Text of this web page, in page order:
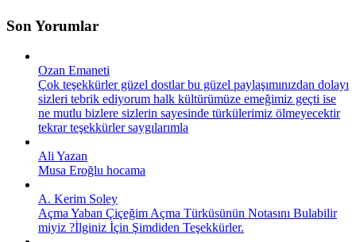
Son Yorumlar
Ozan Emaneti
Çok teşekkürler güzel dostlar bu güzel paylaşımınızdan dolayı
sizleri tebrik ediyorum halk kültürümüze emeğimiz geçti ise
ne mutlu bizlere sizlerin sayesinde türkülerimiz ölmeyecektir
tekrar teşekkürler saygılarımla
Ali Yazan
Musa Eroğlu hocama
A. Kerim Soley
Açma Yaban Çiçeğim Açma Türküsünün Notasını Bulabilir
miyiz ?İlginiz İçin Şimdiden Teşekkürler.